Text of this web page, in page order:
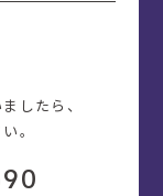
したら、
。